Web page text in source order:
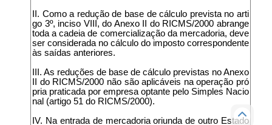
II. Como a redução de base de cálculo prevista no arti
go 3º, inciso VIII, do Anexo II do RICMS/2000 abrange
toda a cadeia de comercialização da mercadoria, deve
ser considerada no cálculo do imposto correspondente
às saídas anteriores.
III. As reduções de base de cálculo previstas no Anexo
II do RICMS/2000 não são aplicáveis na operação pró
pria praticada por empresa optante pelo Simples Nacio
nal (artigo 51 do RICMS/2000).
IV. Na entrada de mercadoria oriunda de outro Estado